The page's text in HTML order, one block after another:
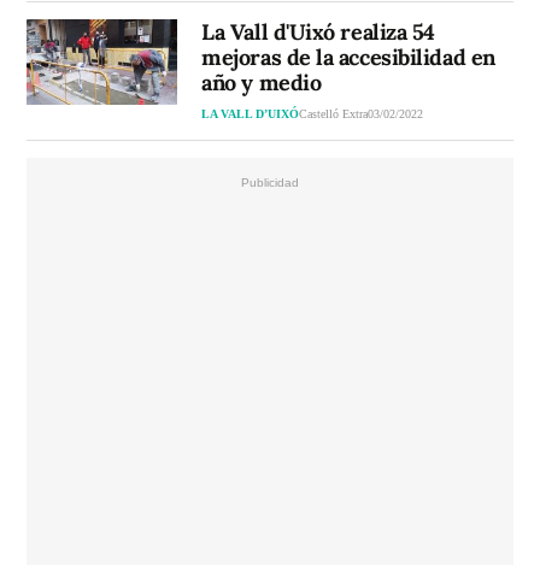
La Vall d'Uixó realiza 54
mejoras de la accesibilidad en
año y medio
LA VALL D’UIXÓCastelló Extra03/02/2022